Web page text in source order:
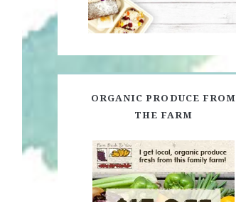
ORGANIC PRODUCE FROM
THE FARM